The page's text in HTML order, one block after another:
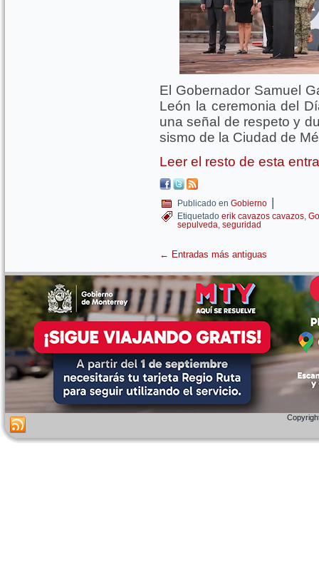
El Gobernador Samuel
León la ceremonia del
una señal de respeto y
sismo de la Ciudad de
Leer el resto de esta
Publicado en Gobierno |
Etiquetado erik cavazos cavazos,
sepulveda, seguridad
← Entradas más antiguas